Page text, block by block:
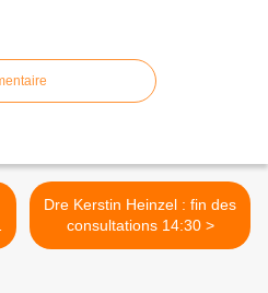
Dre Kerstin Heinzel : fin des
consultations 14:30 >